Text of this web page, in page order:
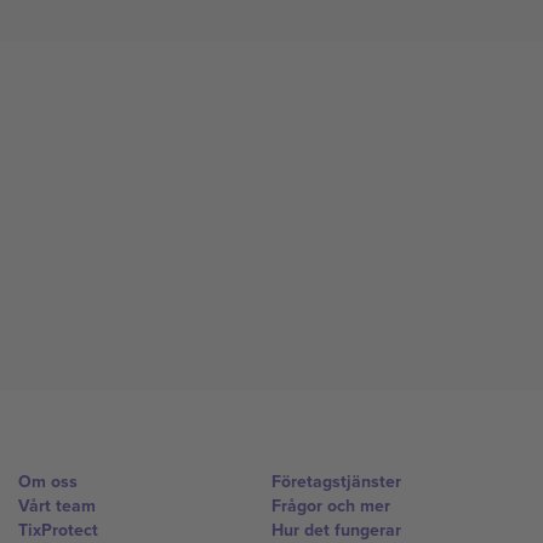
Om oss
Vårt team
TixProtect
Företagstjänster
Frågor och mer
Hur det fungerar